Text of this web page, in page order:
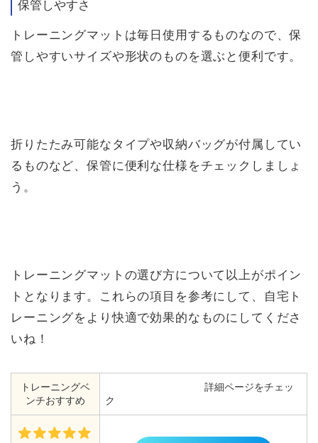
保管しやすさ
トレーニングマットは毎日使用するものなので、保
管しやすいサイズや形状のものを選ぶと便利です。
折りたたみ可能なタイプや収納バッグが付属してい
るものなど、保管に便利な仕様をチェックしましょ
う。
トレーニングマットの選び方について以上がポイン
トとなります。これらの項目を参考にして、自宅ト
レーニングをより快適で効果的なものにしてくださ
いね！
トレーニングベ
ンチおすすめ
詳細ページをチェッ
ク